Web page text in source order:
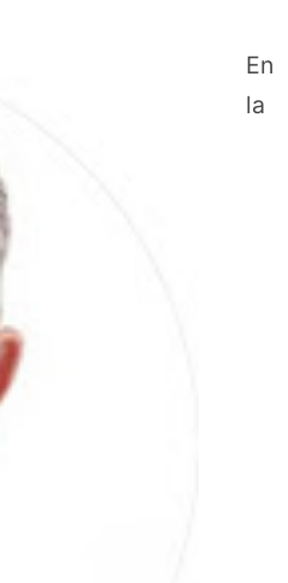
En
la